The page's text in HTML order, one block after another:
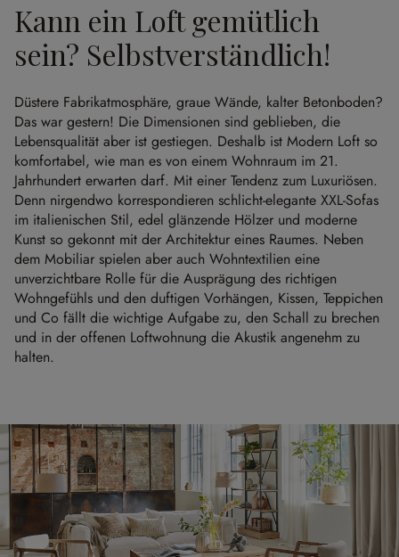
Kann ein Loft gemütlich
sein? Selbstverständlich!
Düstere Fabrikatmosphäre, graue Wände, kalter Betonboden?
Das war gestern! Die Dimensionen sind geblieben, die
Lebensqualität aber ist gestiegen. Deshalb ist Modern Loft so
komfortabel, wie man es von einem Wohnraum im 21.
Jahrhundert erwarten darf. Mit einer Tendenz zum Luxuriösen.
Denn nirgendwo korrespondieren schlicht-elegante XXL-Sofas
im italienischen Stil, edel glänzende Hölzer und moderne
Kunst so gekonnt mit der Architektur eines Raumes. Neben
dem Mobiliar spielen aber auch Wohntextilien eine
unverzichtbare Rolle für die Ausprägung des richtigen
Wohngefühls und den duftigen Vorhängen, Kissen, Teppichen
und Co fällt die wichtige Aufgabe zu, den Schall zu brechen
und in der offenen Loftwohnung die Akustik angenehm zu
halten.